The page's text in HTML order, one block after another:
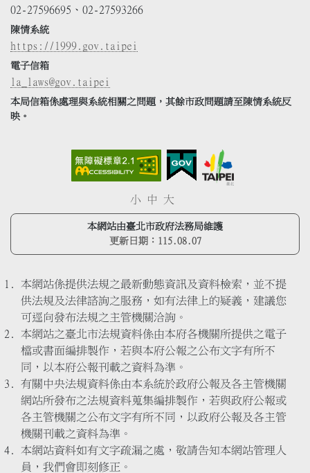
02-27596695、02-27593266
陳情系統
https://1999.gov.taipei
電子信箱
la_laws@gov.taipei
本局信箱係處理與系統相關之問題，其餘市政問題請至陳情系統反
映。
小 中 大
本網站由臺北市政府法務局維護
更新日期： 115.08.07
本網站係提供法規之最新動態資訊及資料檢索，並不提
供法規及法律諮詢之服務，如有法律上的疑義，建議您
可逕向發布法規之主管機關洽詢。
本網站之臺北市法規資料係由本府各機關所提供之電子
檔或書面編排製作，若與本府公報之公布文字有所不
同，以本府公報刊載之資料為準。
有關中央法規資料係由本系統於政府公報及各主管機關
網站所發布之法規資料蒐集編排製作，若與政府公報或
各主管機關之公布文字有所不同，以政府公報及各主管
機關刊載之資料為準。
本網站資料如有文字疏漏之處，敬請告知本網站管理人
員，我們會即刻修正。